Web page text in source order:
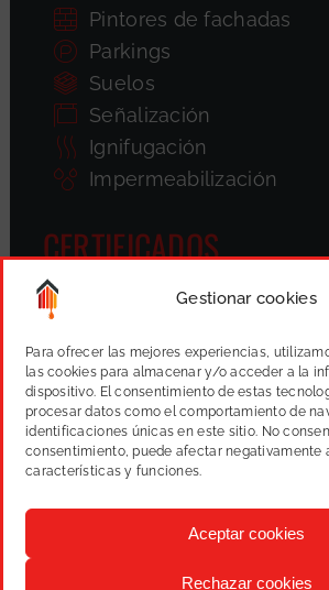
Gestionar cookies
Para ofrecer las mejores experiencias,
las cookies para almacenar y/o acceder a la
dispositivo. El consentimiento de estas
procesar datos como el comportamiento de
identificaciones únicas en este sitio. No
consentimiento, puede afectar negativamente
características y funciones.
Aceptar cookies
Rechazar cookies
Pintores de fachadas
Parkings
Suelos
Señalización
Ignifugación
Impermeabilización
CERTIFICADOS